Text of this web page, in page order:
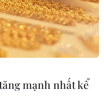
đột
Bộ Y
mạnh nhất kể